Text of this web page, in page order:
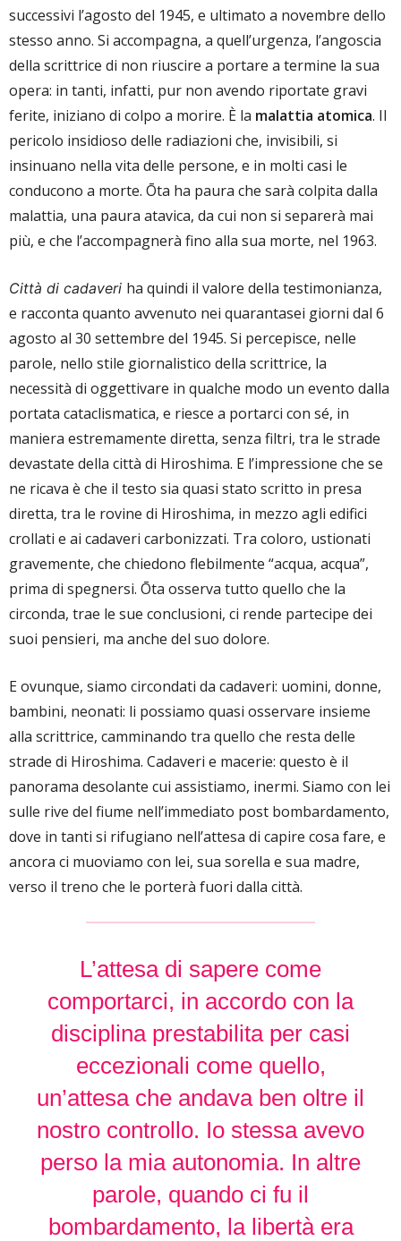
successivi l’agosto del 1945, e ultimato a novembre dello
stesso anno. Si accompagna, a quell’urgenza, l’angoscia
della scrittrice di non riuscire a portare a termine la sua
opera: in tanti, infatti, pur non avendo riportate gravi
ferite, iniziano di colpo a morire. È la malattia atomica. Il
pericolo insidioso delle radiazioni che, invisibili, si
insinuano nella vita delle persone, e in molti casi le
conducono a morte. Ōta ha paura che sarà colpita dalla
malattia, una paura atavica, da cui non si separerà mai
più, e che l’accompagnerà fino alla sua morte, nel 1963.
Città di cadaveri ha quindi il valore della testimonianza,
e racconta quanto avvenuto nei quarantasei giorni dal 6
agosto al 30 settembre del 1945. Si percepisce, nelle
parole, nello stile giornalistico della scrittrice, la
necessità di oggettivare in qualche modo un evento dalla
portata cataclismatica, e riesce a portarci con sé, in
maniera estremamente diretta, senza filtri, tra le strade
devastate della città di Hiroshima. E l’impressione che se
ne ricava è che il testo sia quasi stato scritto in presa
diretta, tra le rovine di Hiroshima, in mezzo agli edifici
crollati e ai cadaveri carbonizzati. Tra coloro, ustionati
gravemente, che chiedono flebilmente “acqua, acqua”,
prima di spegnersi. Ōta osserva tutto quello che la
circonda, trae le sue conclusioni, ci rende partecipe dei
suoi pensieri, ma anche del suo dolore.
E ovunque, siamo circondati da cadaveri: uomini, donne,
bambini, neonati: li possiamo quasi osservare insieme
alla scrittrice, camminando tra quello che resta delle
strade di Hiroshima. Cadaveri e macerie: questo è il
panorama desolante cui assistiamo, inermi. Siamo con lei
sulle rive del fiume nell’immediato post bombardamento,
dove in tanti si rifugiano nell’attesa di capire cosa fare, e
ancora ci muoviamo con lei, sua sorella e sua madre,
verso il treno che le porterà fuori dalla città.
L’attesa di sapere come
comportarci, in accordo con la
disciplina prestabilita per casi
eccezionali come quello,
un’attesa che andava ben oltre il
nostro controllo. Io stessa avevo
perso la mia autonomia. In altre
parole, quando ci fu il
bombardamento, la libertà era